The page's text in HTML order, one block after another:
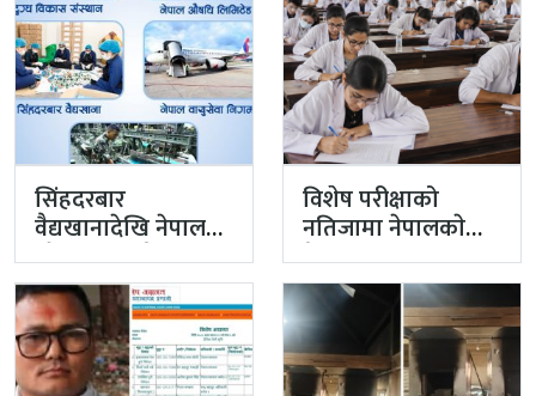
सिंहदरबार
वैद्यखानादेखि नेपाल
औषधि लिमिटेडसम्म
प्रधानमन्त्रीको
प्राथमिकतामा
विशेष परीक्षाको
नतिजामा नेपालकाे
मेडिकल शिक्षाको
गुणस्तर अब्बल